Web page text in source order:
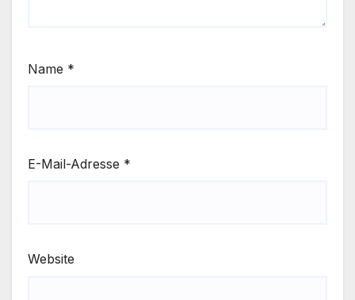
Name *
E-Mail-Adresse *
Website